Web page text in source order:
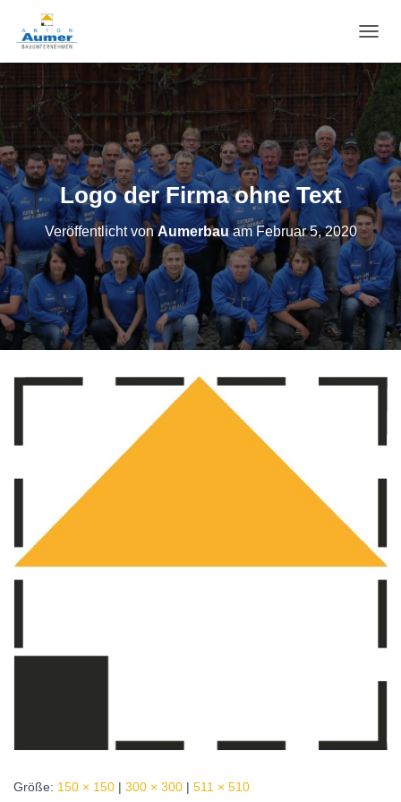
A
V
I
I
O
N
U
M
S
C
H
A
E
Logo der Firma ohne Text
Veröffentlicht vonAumerbauam Februar 5, 2020
Größe: 150 × 150 | 300 × 300 | 511 × 510